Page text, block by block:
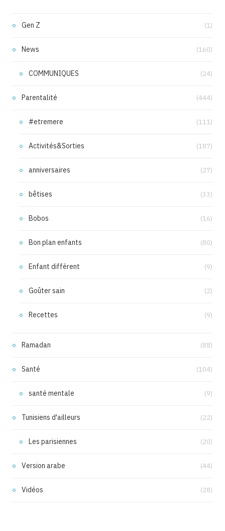
Gen Z (1)
News (160)
COMMUNIQUES (24)
Parentalité (444)
#etremere (111)
Activités&Sorties (187)
anniversaires (27)
bêtises (33)
Bobos (16)
Bon plan enfants (80)
Enfant différent (9)
Goûter sain (2)
Recettes (9)
Ramadan (88)
Santé (104)
santé mentale (9)
Tunisiens d'ailleurs (22)
Les parisiennes (20)
Version arabe (44)
Vidéos (28)